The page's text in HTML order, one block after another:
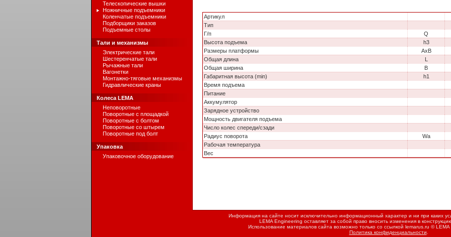
Телескопические вышки
Ножничные подъемники
Коленчатые подъемники
Подборщики заказов
Подъемные столы
Тали и механизмы
Электрические тали
Шестеренчатые тали
Рычажные тали
Вагонетки
Монтажно-тяговые механизмы
Гидравлические краны
Колеса LEMA
Неповоротные
Поворотные с площадкой
Поворотные с болтом
Поворотные со штырем
Поворотные под болт
Упаковка
Упаковочное оборудование
Артикул
Тип
Г/п
Q
Высота подъема
h3
Размеры платформы
AxB
Общая длина
L
Общая ширина
B
Габаритная высота (min)
h1
Время подъема
Питание
Аккумулятор
Зарядное устройство
Мощность двигателя подъема
Число колес спереди/сзади
Радиус поворота
Wa
Рабочая температура
Вес
Информация на сайте носит исключительно информационный характер и ни при каких
LEMA Engineering оставляет за собой право вносить изменения в
Использование материалов сайта возможно только со ссылкой lemarus.ru ©
Политика конфиденциальности